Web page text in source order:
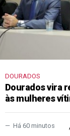
DOURADOS
Dourados vira
às mulheres
Há 60 minutos